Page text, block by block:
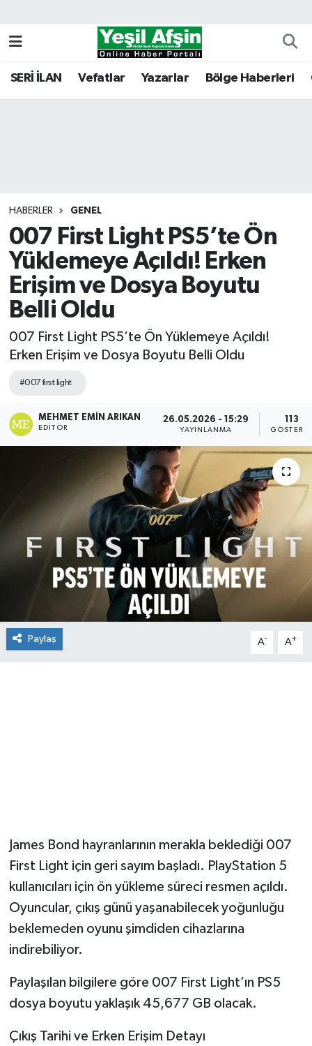
SERİ İLAN Vefatlar Yazarlar Bölge Haberleri
HABERLER GENEL
007 First Light PS5’te Ön
Yüklemeye Açıldı! Erken
Erişim ve Dosya Boyutu
Belli Oldu
007 First Light PS5’te Ön Yüklemeye Açıldı!
Erken Erişim ve Dosya Boyutu Belli Oldu
#007 first light
MEHMET EMIN ARIKAN
EDITÖR
26.05.2026 - 15:29
YAYINLANMA
113
GÖSTERIM
Paylaş A- A+
James Bond hayranlarının merakla beklediği 007
First Light için geri sayım başladı. PlayStation 5
kullanıcıları için ön yükleme süreci resmen açıldı.
Oyuncular, çıkış günü yaşanabilecek yoğunluğu
beklemeden oyunu şimdiden cihazlarına
indirebiliyor.
Paylaşılan bilgilere göre 007 First Light’ın PS5
dosya boyutu yaklaşık 45,677 GB olacak.
Çıkış Tarihi ve Erken Erişim Detayı
Kahramanmaraş Nöbetçi Eczaneler
Tüm Manşetler
Son Dakika Haberleri
Haber Arşivi